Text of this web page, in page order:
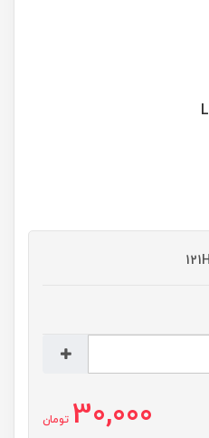
30,000 تومان